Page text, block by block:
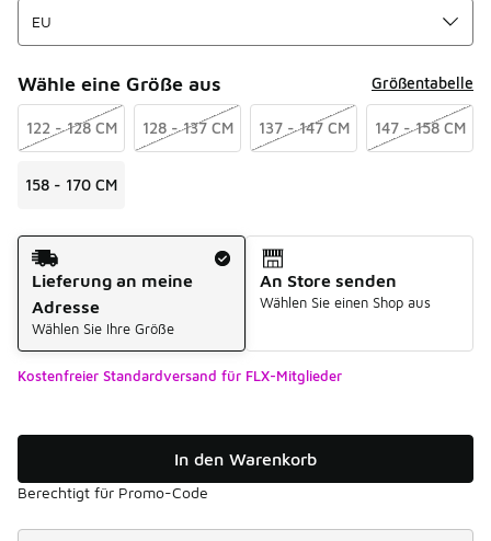
Wähle eine Größe aus Größentabelle
122 - 128 CM 128 - 137 CM 137 - 147 CM 147 - 158 CM
158 - 170 CM
Versandart
Lieferung an meine
Adresse
Wählen Sie Ihre Größe
An Store senden
Wählen Sie einen Shop aus
Kostenfreier Standardversand für FLX-Mitglieder
In den Warenkorb
Berechtigt für Promo-Code